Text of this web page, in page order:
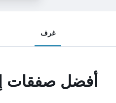
غرف
أفضل صفقات